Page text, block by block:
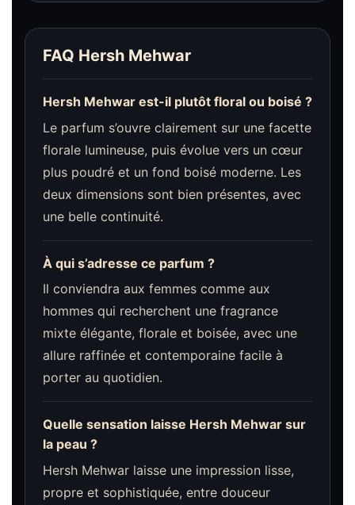
FAQ Hersh Mehwar
Hersh Mehwar est-il plutôt floral ou boisé ?
Le parfum s’ouvre clairement sur une facette
florale lumineuse, puis évolue vers un cœur
plus poudré et un fond boisé moderne. Les
deux dimensions sont bien présentes, avec
une belle continuité.
À qui s’adresse ce parfum ?
Il conviendra aux femmes comme aux
hommes qui recherchent une fragrance
mixte élégante, florale et boisée, avec une
allure raffinée et contemporaine facile à
porter au quotidien.
Quelle sensation laisse Hersh Mehwar sur
la peau ?
Hersh Mehwar laisse une impression lisse,
propre et sophistiquée, entre douceur